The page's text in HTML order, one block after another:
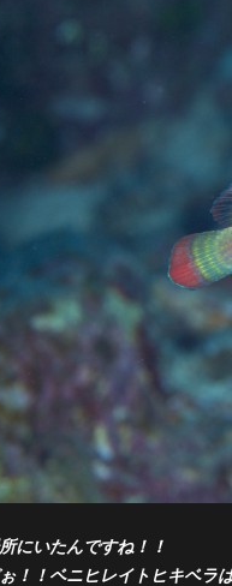
にいたんですね！！
！！ベニヒレイトヒキベラ